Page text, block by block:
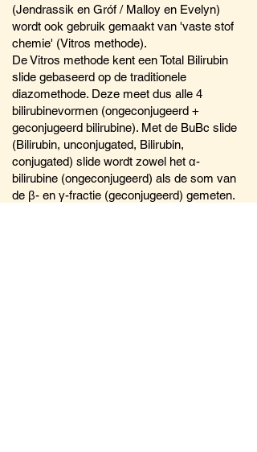
(Jendrassik en Gróf / Malloy en Evelyn)
wordt ook gebruik gemaakt van 'vaste stof
chemie' (Vitros methode).
De Vitros methode kent een Total Bilirubin
slide gebaseerd op de traditionele
diazomethode. Deze meet dus alle 4
bilirubinevormen (ongeconjugeerd +
geconjugeerd bilirubine). Met de BuBc slide
(Bilirubin, unconjugated, Bilirubin,
conjugated) slide wordt zowel het α-
bilirubine (ongeconjugeerd) als de som van
de β- en γ-fractie (geconjugeerd) gemeten.